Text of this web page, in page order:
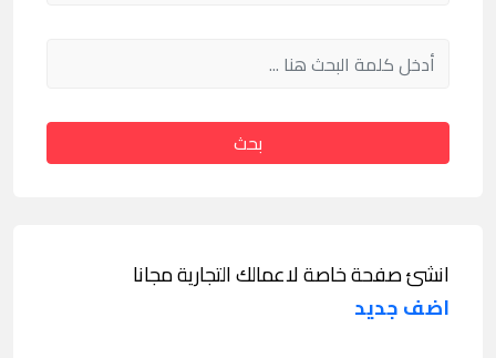
بحث
انشئ صفحة خاصة لاعمالك التجارية مجانا
اضف جديد